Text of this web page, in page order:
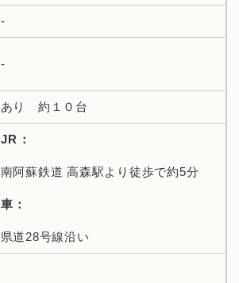
-
-
あり 約１０台
JR：
南阿蘇鉄道 高森駅より徒歩で約5分
車：
県道28号線沿い